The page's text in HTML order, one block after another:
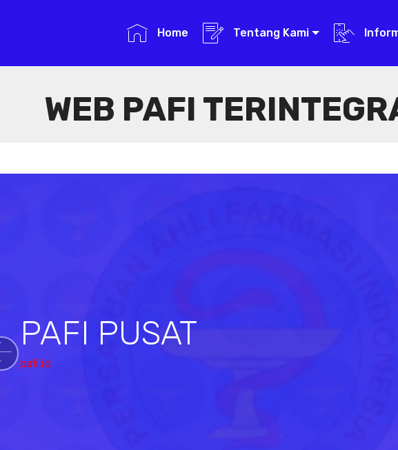
Home Tentang Kami
WEB PAFI
PAFI PUSAT
pafi.id
Previous